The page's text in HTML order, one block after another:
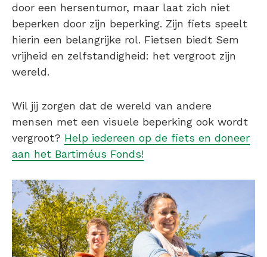
door een hersentumor, maar laat zich niet
beperken door zijn beperking. Zijn fiets speelt
hierin een belangrijke rol. Fietsen biedt Sem
vrijheid en zelfstandigheid: het vergroot zijn
wereld.
Wil jij zorgen dat de wereld van andere
mensen met een visuele beperking ook wordt
vergroot? Help iedereen op de fiets en doneer
aan het Bartiméus Fonds!